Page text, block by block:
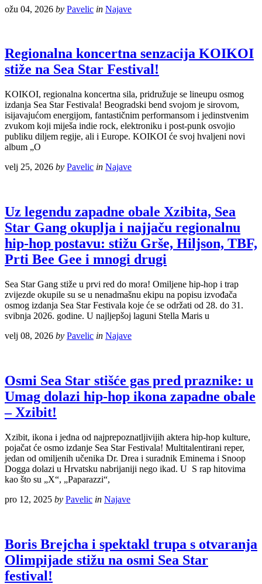
ožu 04, 2026 by Pavelic in Najave
Regionalna koncertna senzacija KOIKOI
stiže na Sea Star Festival!
KOIKOI, regionalna koncertna sila, pridružuje se lineupu osmog
izdanja Sea Star Festivala! Beogradski bend svojom je sirovom,
isijavajućom energijom, fantastičnim performansom i jedinstvenim
zvukom koji miješa indie rock, elektroniku i post-punk osvojio
publiku diljem regije, ali i Europe. KOIKOI će svoj hvaljeni novi
album „O
velj 25, 2026 by Pavelic in Najave
Uz legendu zapadne obale Xzibita, Sea
Star Gang okuplja i najjaču regionalnu
hip-hop postavu: stižu Grše, Hiljson, TBF,
Prti Bee Gee i mnogi drugi
Sea Star Gang stiže u prvi red do mora! Omiljene hip-hop i trap
zvijezde okupile su se u nenadmašnu ekipu na popisu izvođača
osmog izdanja Sea Star Festivala koje će se održati od 28. do 31.
svibnja 2026. godine. U najljepšoj laguni Stella Maris u
velj 08, 2026 by Pavelic in Najave
Osmi Sea Star stišće gas pred praznike: u
Umag dolazi hip-hop ikona zapadne obale
– Xzibit!
Xzibit, ikona i jedna od najprepoznatljivijih aktera hip-hop kulture,
pojačat će osmo izdanje Sea Star Festivala! Multitalentirani reper,
jedan od omiljenih učenika Dr. Drea i suradnik Eminema i Snoop
Dogga dolazi u Hrvatsku nabrijaniji nego ikad. U S rap hitovima
kao što su „X“, „Paparazzi“,
pro 12, 2025 by Pavelic in Najave
Boris Brejcha i spektakl trupa s otvaranja
Olimpijade stižu na osmi Sea Star
festival!